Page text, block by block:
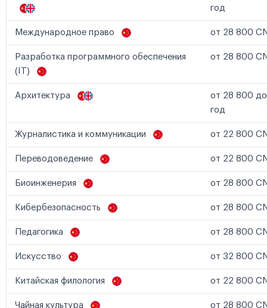
год
Международное право от 28 800
Разработка программного обеспечения
(IT)
от 28 800
Архитектура
от 28 800
год
Журналистика и коммуникации от 22 800
Переводоведение от 22 800
Биоинженерия от 28 800
Кибербезопасность от 28 800
Педагогика от 28 800
Искусство от 32 800
Китайская филология от 22 800
Чайная культура от 28 800